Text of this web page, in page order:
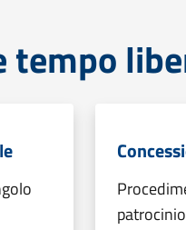
tempo
patrocinio